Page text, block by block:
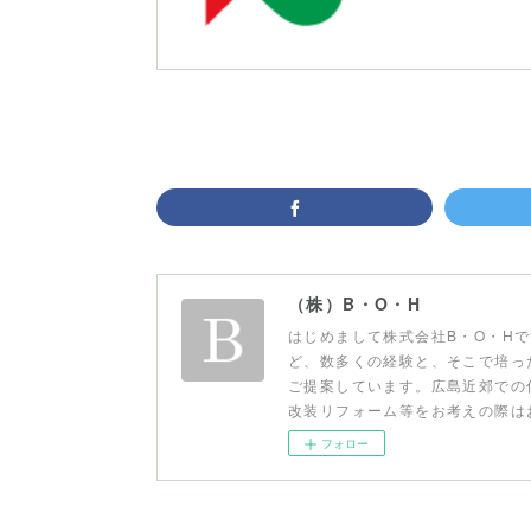
（株）B・O・H
はじめまして株式会社B・O・H
ど、数多くの経験と、そこで培
ご提案しています。広島近郊で
改装リフォーム等をお考えの際
フォロー